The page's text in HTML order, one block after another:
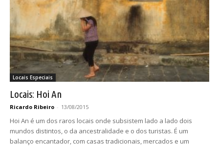
Locais Especiais
Locais: Hoi An
Ricardo Ribeiro - 13/08/2015
Hoi An é um dos raros locais onde subsistem lado a lado dois
mundos distintos, o da ancestralidade e o dos turistas. É um
balanço encantador, com casas tradicionais, mercados e um